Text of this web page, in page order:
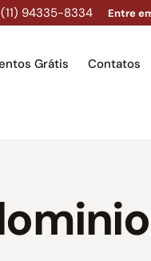
(11) 94335-8334 Entre
Grátis Contatos